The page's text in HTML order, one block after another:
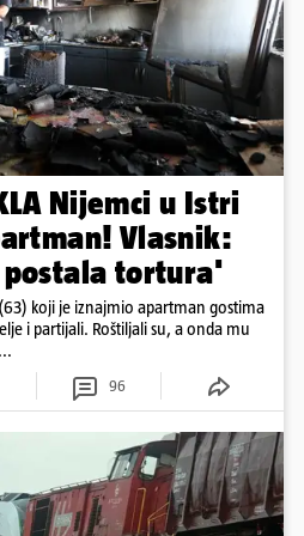
Nijemci u Istri
Vlasnik:
postala tortura'
koji je iznajmio apartman gostima
i partijali. Roštiljali su, a onda mu
96